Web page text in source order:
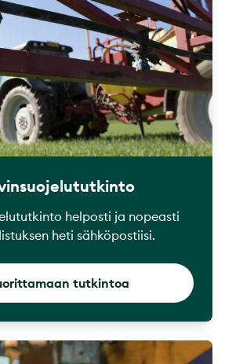
helposti ja nopeasti
heti sähköpostiisi.
tutkintoa